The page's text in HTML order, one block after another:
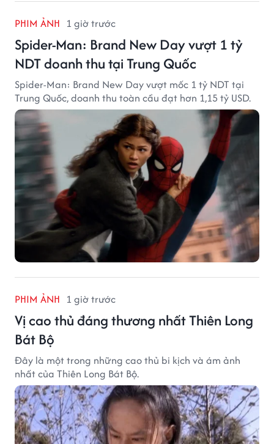
PHIM ẢNH 1 giờ trước
Spider-Man: Brand New Day vượt 1 tỷ
NDT doanh thu tại Trung Quốc
Spider-Man: Brand New Day vượt mốc 1 tỷ NDT tại
Trung Quốc, doanh thu toàn cầu đạt hơn 1,15 tỷ USD.
PHIM ẢNH 1 giờ trước
Vị cao thủ đáng thương nhất Thiên Long
Bát Bộ
Đây là một trong những cao thủ bi kịch và ám ảnh
nhất của Thiên Long Bát Bộ.